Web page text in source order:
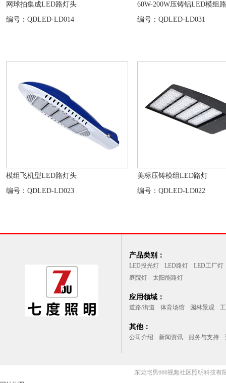
网球拍集成LED路灯头
编号：QDLED-LD014
60W-200W压铸铝LED模组
编号：QDLED-LD031
模组飞机型LED路灯头
编号：QDLED-LD023
美标压铸模组LED路灯
编号：QDLED-LD022
产品类别：
LED投光灯 LED路灯
LED工厂灯
庭院灯
太阳能路灯
应用领域：
道路/街道 体育场馆 园林景观
其他：
公司介绍 新闻资讯 服务与支持
东莞宅男666视频社区照明科技有